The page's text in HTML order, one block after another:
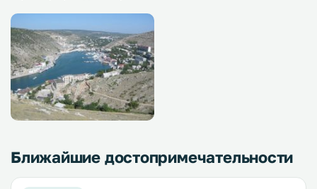
Ближайшие достопримечательности